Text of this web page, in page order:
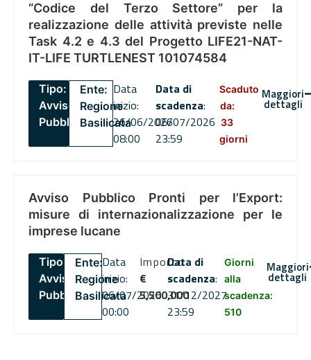
“Codice del Terzo Settore” per la
realizzazione delle attività previste nelle
Task 4.2 e 4.3 del Progetto LIFE21-NAT-
IT-LIFE TURTLENEST 101074584
Tipo:
Avviso
Pubblico
Ente:
Regione
Basilicata
Data
inizio:
26/06/2026
08:00
Data di
scadenza:
06/07/2026
23:59
Scaduto
da:
33
giorni
Maggiori
dettagli
Avviso Pubblico Pronti per l’Export:
misure di internazionalizzazione per le
imprese lucane
Tipo:
Avviso
Pubblico
Ente:
Regione
Basilicata
Data
inizio:
06/07/2026
00:00
Importo
€
5,500,000
Data di
scadenza:
31/12/2027
23:59
Giorni
alla
scadenza:
510
Maggiori
dettagli